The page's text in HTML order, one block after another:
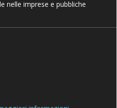
nelle imprese e pubbliche